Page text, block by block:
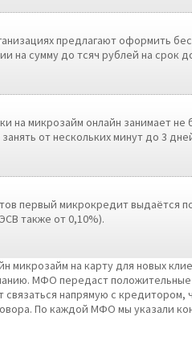
предлагают оформить
на сумму до тсяч рублей на срок
на микрозайм онлайн занимает
от нескольких минут до 3
первый микрокредит выдаётся
также от 0,10%).
микрозайм на карту для новых
МФО передаст
напрямую с кредитором,
По каждой МФО мы указали